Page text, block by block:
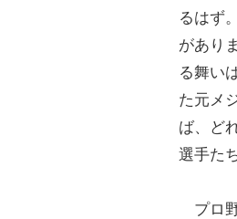
るはず
があり
る舞い
た元メ
ば、ど
選手た
プロ